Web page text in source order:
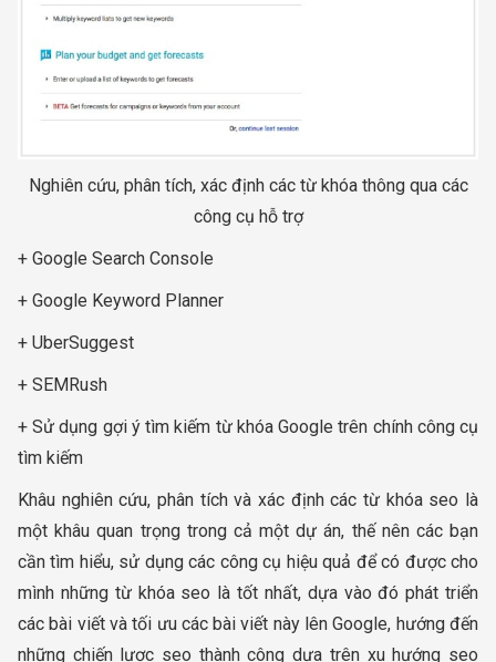
Nghiên cứu, phân tích, xác định các từ khóa thông qua các
công cụ hỗ trợ
+ Google Search Console
+ Google Keyword Planner
+ UberSuggest
+ SEMRush
+ Sử dụng gợi ý tìm kiếm từ khóa Google trên chính công cụ
tìm kiếm
Khâu nghiên cứu, phân tích và xác định các từ khóa seo là
một khâu quan trọng trong cả một dự án, thế nên các bạn
cần tìm hiểu, sử dụng các công cụ hiệu quả để có được cho
mình những từ khóa seo là tốt nhất, dựa vào đó phát triển
các bài viết và tối ưu các bài viết này lên Google, hướng đến
những chiến lược seo thành công dựa trên xu hướng seo